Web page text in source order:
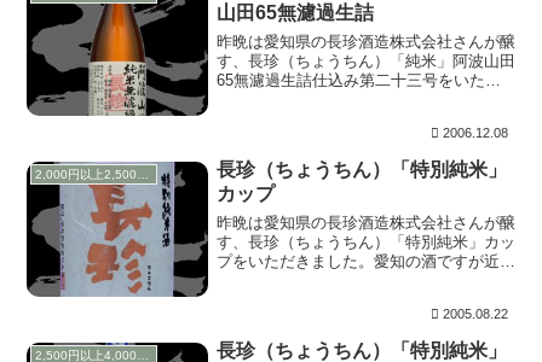
山田65無濾過生詰
昨晩は愛知県の長珍酒造株式会社さんが醸
す、長珍（ちょうちん）「純米」阿波山田
65無濾過生詰仕込み第二十三号をいただ
ぼんやりしているかのようで、ほのか。含
むと、こちっ...
2006.12.08
長珍（ちょうちん）「特別純米」
カップ
昨晩は愛知県の長珍酒造株式会社さんが醸
す、長珍（ちょうちん）「特別純米」カッ
プをいただきました。愛知の酒ですが近場
うです。 色はやや黄色く透明感はそこそ
こあります。上立...
2005.08.22
長珍（ちょうちん）「特別純米」